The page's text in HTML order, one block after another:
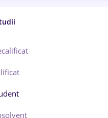
- dezvoltare
/ Biochimie
/ Design vestimentar
/ Instalații
calității